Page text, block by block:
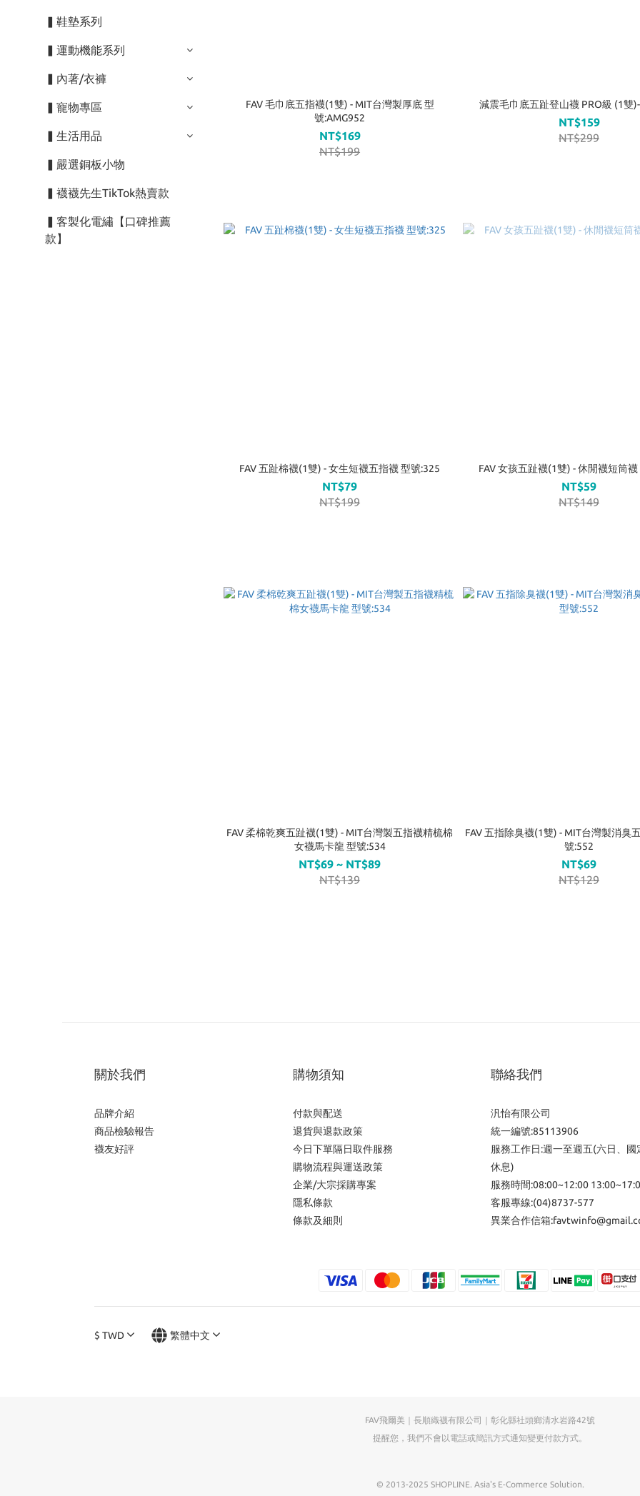
▍鞋墊系列
▍運動機能系列
▍內著/衣褲
▍寵物專區
▍生活用品
▍嚴選銅板小物
▍襪襪先生TikTok熱賣款
▍客製化電繡【口碑推薦
款】
FAV 毛巾底五指襪(1雙) - MIT台灣製厚底 型
號:AMG952
NT$169
NT$199
減震毛巾底五趾登山襪 PRO級 (1雙
NT$159
NT$299
FAV 五趾棉襪(1雙) - 女生短襪五指襪 型號:325
NT$79
NT$199
FAV 女孩五趾襪(1雙) - 休閒襪短筒襪
NT$59
NT$149
FAV 柔棉乾爽五趾襪(1雙) - MIT台灣製五指襪精梳棉
女襪馬卡龍 型號:534
NT$69 ~ NT$89
NT$139
FAV 五指除臭襪(1雙) - MIT台灣製消臭
號:552
NT$69
NT$129
關於我們
品牌介紹
商品檢驗報告
襪友好評
購物須知
付款與配送
退貨與退款政策
今日下單隔日取件服務
購物流程與運送政策
企業/大宗採購專案
隱私條款
條款及細則
聯絡我們
汎怡有限公司
統一編號:85113906
服務工作日:週一至週五(六日、國
休息)
服務時間:08:00~12:00
客服專線:(04)8737-577
異業合作信箱
$ TWD 繁體中文
FAV飛爾美｜長順織襪有限公司｜彰化縣社頭鄉清水岩路42號
提醒您，我們不會以電話或簡訊方式通知變更付款方式。
© 2013-2025 SHOPLINE. Asia's E-Commerce Solution.